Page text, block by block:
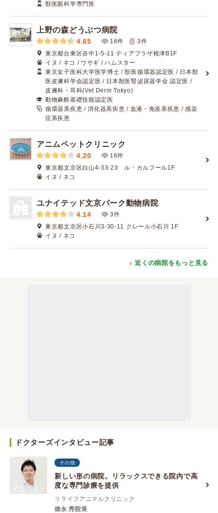
獣医眼科学専門医
上野の森どうぶつ病院
4.65 16件 3件
東京都台東区谷中1-5-11 ディアプラザ根津B1F
イヌ / ネコ / ウサギ / ハムスター
東京女子医科大学医学博士 / 獣医循環器認定医 / 日本獣
医皮膚科学会認定医 / 日本獣医腎泌尿器学会 認定医 /
皮膚科・耳科(Vet Derm Tokyo)
動物麻酔基礎技能認定医
循環器系疾患 / 消化器系疾患 / 血液・免疫系疾患 / 感染
症系疾患
アニムペットクリニック
4.20
16件
東京都文京区白山4-33-23 ル・カルフール1F
イヌ / ネコ
ユナイテッド文京パーク動物病院
4.14
3件
東京都文京区小石川3-30-11 クレール小石川 1F
イヌ / ネコ
近くの病院をもっと見る
ドクターズインタビュー記事
その他
新しい形の病院。リラックスできる院内で高
度な専門診療を提供
リライフアニマルクリニック
徳永 秀院長